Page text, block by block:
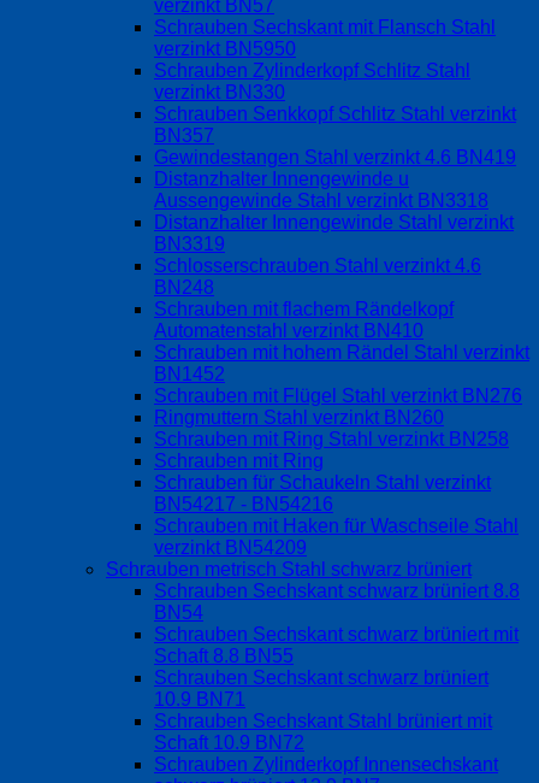
verzinkt BN57
Schrauben Sechskant mit Flansch Stahl
verzinkt BN5950
Schrauben Zylinderkopf Schlitz Stahl
verzinkt BN330
Schrauben Senkkopf Schlitz Stahl verzinkt
BN357
Gewindestangen Stahl verzinkt 4.6 BN419
Distanzhalter Innengewinde u
Aussengewinde Stahl verzinkt BN3318
Distanzhalter Innengewinde Stahl verzinkt
BN3319
Schlosserschrauben Stahl verzinkt 4.6
BN248
Schrauben mit flachem Rändelkopf
Automatenstahl verzinkt BN410
Schrauben mit hohem Rändel Stahl verzinkt
BN1452
Schrauben mit Flügel Stahl verzinkt BN276
Ringmuttern Stahl verzinkt BN260
Schrauben mit Ring Stahl verzinkt BN258
Schrauben mit Ring
Schrauben für Schaukeln Stahl verzinkt
BN54217 - BN54216
Schrauben mit Haken für Waschseile Stahl
verzinkt BN54209
Schrauben metrisch Stahl schwarz brüniert
Schrauben Sechskant schwarz brüniert 8.8
BN54
Schrauben Sechskant schwarz brüniert mit
Schaft 8.8 BN55
Schrauben Sechskant schwarz brüniert
10.9 BN71
Schrauben Sechskant Stahl brüniert mit
Schaft 10.9 BN72
Schrauben Zylinderkopf Innensechskant